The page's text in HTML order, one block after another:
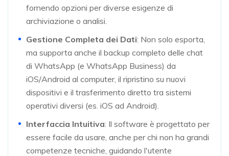
fornendo opzioni per diverse esigenze di
archiviazione o analisi.
Gestione Completa dei Dati: Non solo esporta,
ma supporta anche il backup completo delle chat
di WhatsApp (e WhatsApp Business) da
iOS/Android al computer, il ripristino su nuovi
dispositivi e il trasferimento diretto tra sistemi
operativi diversi (es. iOS ad Android).
Interfaccia Intuitiva: Il software è progettato per
essere facile da usare, anche per chi non ha grandi
competenze tecniche, guidando l'utente